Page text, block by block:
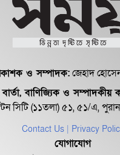
ও সম্পাদক:জেহাদ
বার্তা, বাণিজ্যিক ও সম্পাদকীয়
সিটি (১১তলা) ৫১, ৫১/এ,
Contact Us | Privacy
যোগাযোগ